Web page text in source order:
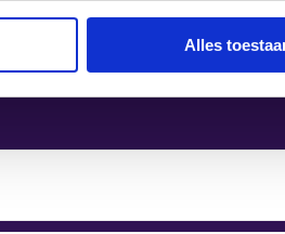
Alles